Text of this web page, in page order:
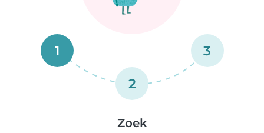
1
2
3
Zoek